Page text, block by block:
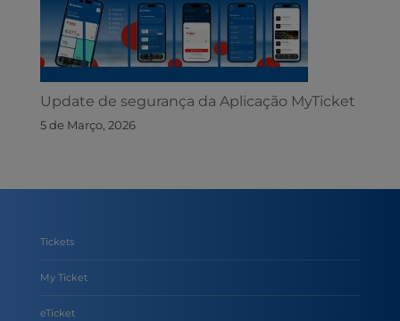
Update de segurança da Aplicação MyTicket
5 de Março, 2026
Tickets
My Ticket
eTicket